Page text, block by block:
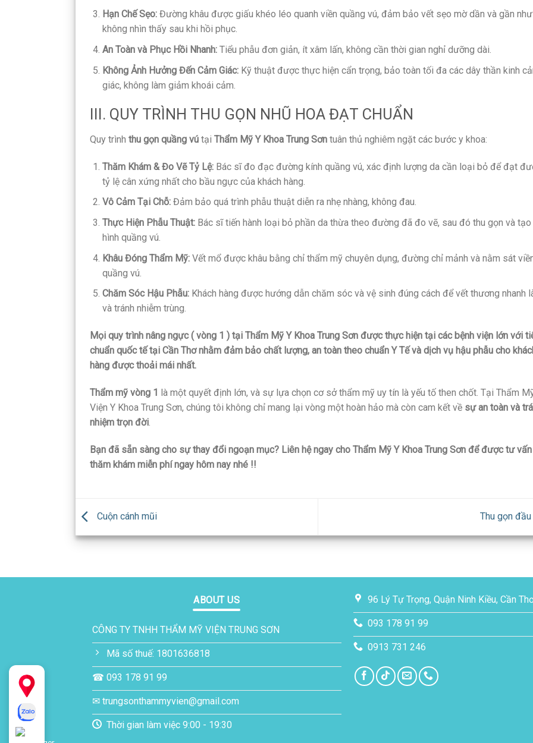
Hạn Chế Sẹo:Đường khâu được giấu khéo léo quanh viền quầng vú, đảm bảo vết sẹo mờ dần và gần như
không nhìn thấy sau khi hồi phục.
An Toàn và Phục Hồi Nhanh:Tiểu phẫu đơn giản, ít xâm lấn, không cần thời gian nghỉ dưỡng dài.
Không Ảnh Hưởng Đến Cảm Giác:Kỹ thuật được thực hiện cẩn trọng, bảo toàn tối đa các dây thần kinh
giác, không làm giảm khoái cảm.
III. QUY TRÌNH THU GỌN NHŨ HOA ĐẠT CHUẨN
Quy trình thu gọn quầng vú tại Thẩm Mỹ Y Khoa Trung Sơn tuân thủ nghiêm ngặt các bước y khoa:
Thăm Khám & Đo Vẽ Tỷ Lệ:Bác sĩ đo đạc đường kính quầng vú, xác định lượng da cần loại bỏ để đạt
tỷ lệ cân xứng nhất cho bầu ngực của khách hàng.
Vô Cảm Tại Chỗ:Đảm bảo quá trình phẫu thuật diễn ra nhẹ nhàng, không đau.
Thực Hiện Phẫu Thuật:Bác sĩ tiến hành loại bỏ phần da thừa theo đường đã đo vẽ, sau đó thu gọn và tạo
hình quầng vú.
Khâu Đóng Thẩm Mỹ:Vết mổ được khâu bằng chỉ thẩm mỹ chuyên dụng, đường chỉ mảnh và nằm sát
quầng vú.
Chăm Sóc Hậu Phẫu:Khách hàng được hướng dẫn chăm sóc và vệ sinh đúng cách để vết thương nhanh
và tránh nhiễm trùng.
Mọi quy trình nâng ngực ( vòng 1 ) tại Thẩm Mỹ Y Khoa Trung Sơn được thực hiện tại các bệnh viện lớn với
chuẩn quốc tế tại Cần Thơ nhằm đảm bảo chất lượng, an toàn theo chuẩn Y Tế và dịch vụ hậu phẫu cho
hàng được thoải mái nhất.
Thẩm mỹ vòng 1 là một quyết định lớn, và sự lựa chọn cơ sở thẩm mỹ uy tín là yếu tố then chốt. Tại Thẩm
Viện Y Khoa Trung Sơn, chúng tôi không chỉ mang lại vòng một hoàn hảo mà còn cam kết về sự an toàn và
nhiệm trọn đời.
Bạn đã sẵn sàng cho sự thay đổi ngoạn mục? Liên hệ ngay cho Thẩm Mỹ Y Khoa Trung Sơn để được tư
thăm khám miễn phí ngay hôm nay nhé !!
Cuộn cánh mũi Thu gọn
ABOUT US
CÔNG TY TNHH THẨM MỸ VIỆN TRUNG SƠN
Mã số thuế: 1801636818
☎ 093 178 91 99
✉ trungsonthammyvien@gmail.com
Thời gian làm việc 9:00 - 19:30
96 Lý Tự Trọng, Quận Ninh Kiều, Cần
093 178 91 99
0913 731 246